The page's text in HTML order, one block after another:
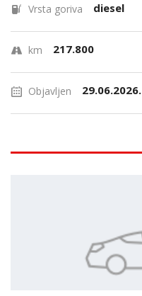
Vrsta goriva diesel
km 217.800
Objavljen 29.06.2026.